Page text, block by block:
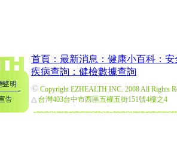
首頁： 最新消息： 健康小百科： 安
疾病查詢： 健檢數據查詢
© Copyright EZHEALTH INC. 2008 All Rights
△ 台灣403台中市西區五權五街151號4樓之4